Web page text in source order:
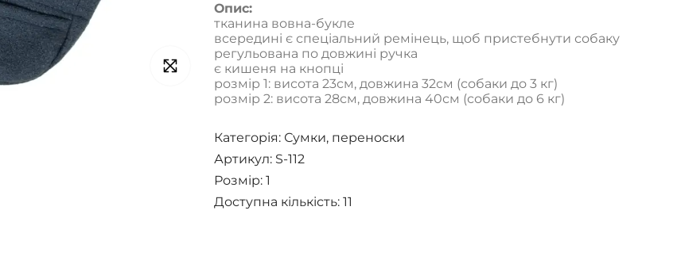
Опис:
тканина вовна-букле
всередині є спеціальний ремінець, щоб пристебнути собаку
регульована по довжині ручка
є кишеня на кнопці
розмір 1: висота 23см, довжина 32см (собаки до 3 кг)
розмір 2: висота 28см, довжина 40см (собаки до 6 кг)
Категорія: Сумки, переноски
Артикул: S-112
Розмір: 1
Доступна кількість: 11